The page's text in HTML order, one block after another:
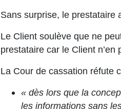
Sans surprise, le prestataire
Le Client soulève que ne
prestataire car le Client
La Cour de cassation réfute
« dès lors que la
les informations sans